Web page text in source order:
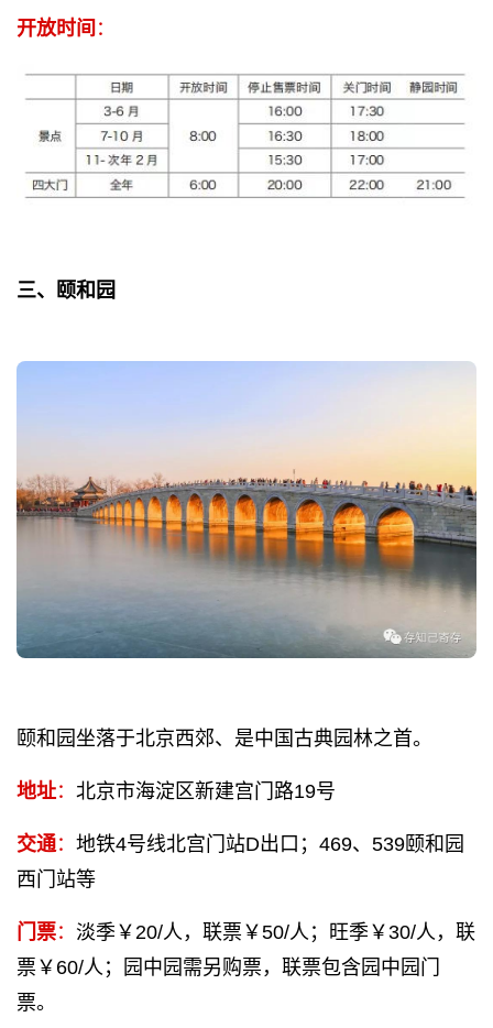
开放时间 ：
三、颐和园
颐和园坐落于北京西郊、是中国古典园林之首。
地址： 北京市海淀区新建宫门路19号
交通： 地铁4号线北宫门站D出口；469、539颐和园
西门站等
门票： 淡季￥20/人，联票￥50/人；旺季￥30/人，联
票￥60/人；园中园需另购票，联票包含园中园门
票。